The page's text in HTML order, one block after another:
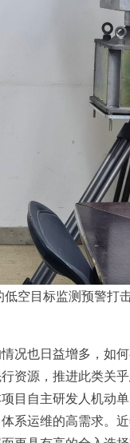
空目标监测预警
况也日益增多，如
资源，推进此类关
自主研发人机动
系运维的高需求。